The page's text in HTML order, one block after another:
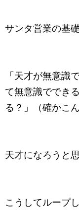
サンタ営業の基
「天才が無意識
て無意識ででき
る？」（確かこ
天才になろうと
こうしてループ